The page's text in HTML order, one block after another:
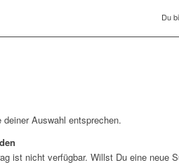
Du
Auswahl entsprechen.
ist nicht verfügbar. Willst Du eine neue